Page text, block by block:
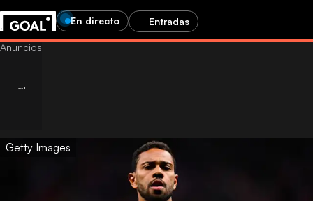
En directo Entradas
Getty Images